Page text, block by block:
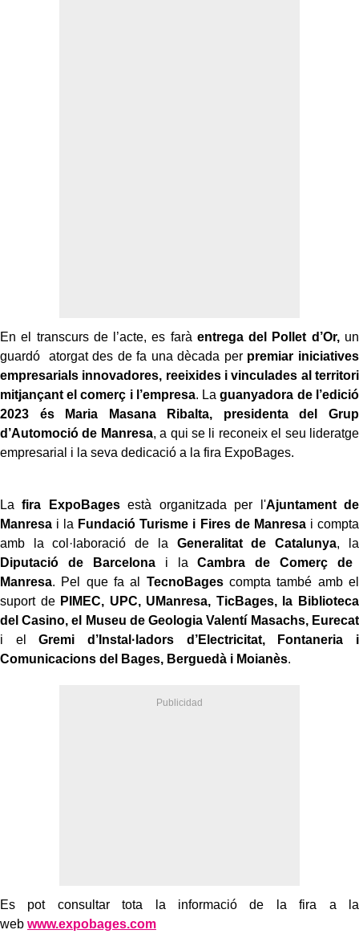
En el transcurs de l’acte, es farà entrega del Pollet d’Or,un
guardó atorgat des de fa una dècada per premiar iniciatives
empresarials innovadores, reeixides i vinculades al territori
mitjançant el comerç i l’empresa. Laguanyadora de l’edició
2023 és Maria Masana Ribalta, presidenta del Grup
d’Automoció de Manresa, a qui se li reconeix el seu lideratge
empresarial i la seva dedicació a la fira ExpoBages.
Lafira ExpoBagesestà organitzada per l'Ajuntament de
Manresa i la Fundació Turisme i Fires de Manresai compta
amb la col·laboració de la Generalitat de Catalunya, la
Diputació de Barcelonai la Cambra de Comerç de
Manresa. Pel que fa al TecnoBagescompta també amb el
suport dePIMEC, UPC, UManresa, TicBages, la Biblioteca
del Casino, el Museu de Geologia Valentí Masachs, Eurecat
i el
Gremi d’Instal·ladors d’Electricitat, Fontaneria i
Comunicacions del Bages, Berguedà i Moianès.
Es pot consultar tota la informació de la fira a la
web www.expobages.com